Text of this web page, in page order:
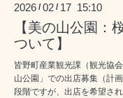
2026 /02 / 17 15:10
【美の山公園：
ついて】
皆野町産業観光課（観光協
山公園」での出店募集（計
段階ですが、出店を希望さ